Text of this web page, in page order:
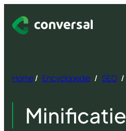
naar
Home/ Encyclopedie / SEO /
Minificatie